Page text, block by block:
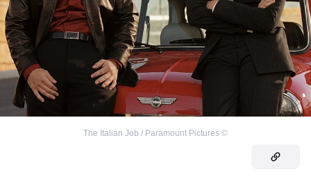
©
The Italian Job / Paramount Pictures